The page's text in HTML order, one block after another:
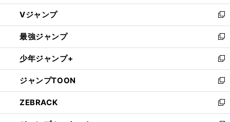
ウ
ィ
ン
ド
ウ
で
開
く
し
い
ウ
ィ
ン
ド
ウ
で
開
く
Vジャンプ
新
し
い
ウ
ィ
ン
ド
ウ
で
開
最強ジャンプ
新
し
い
ウ
ィ
ン
ド
ウ
少年ジャンプ+
新
し
い
ウ
ィ
ン
ジャンプTOON
新
し
い
ウ
ZEBRACK
新
し